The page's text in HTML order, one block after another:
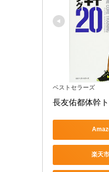
ベストセラーズ
長友佑都体幹
楽天